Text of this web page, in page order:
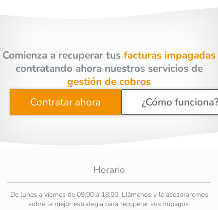
Comienza a recuperar tus facturas impagadas
contratando ahora nuestros servicios de
gestión de cobros
Contratar ahora
¿Cómo funciona?
Horario
De lunes a viernes de 09:00 a 18:00. Llámenos y le asesoraremos
sobre la mejor estrategia para recuperar sus impagos.